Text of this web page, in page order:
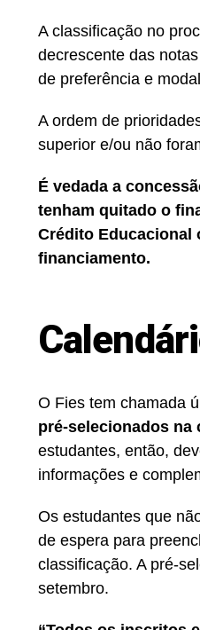
A classificação no
decrescente das
de preferência e
A ordem de
superior e/ou não
É vedada a
tenham quitado o
Crédito Educacional
financiamento.
O Fies tem chamada
pré-selecionados na
estudantes, então,
informações e
Os estudantes que
de espera para
classificação. A pré-
setembro.